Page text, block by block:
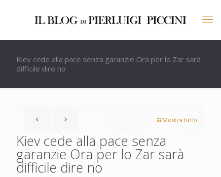
Kiev cede alla pace senza garanzie Ora per lo Zar sarà
difficile dire no
Mostra tutto
Kiev cede alla pace senza
garanzie Ora per lo Zar sarà
difficile dire no